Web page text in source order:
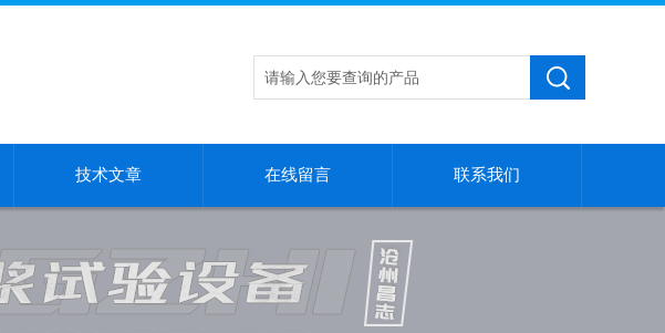
技术文章 在线留言 联系我们